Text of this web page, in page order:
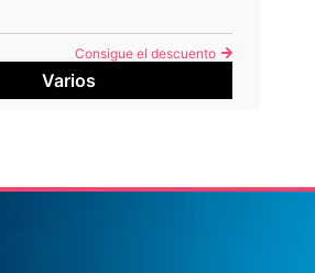
Consigue el descuento
Varios